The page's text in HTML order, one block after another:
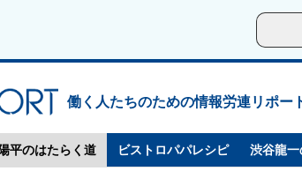
働く人たちのための情報労連リポー
平のはたらく道 ビストロパパレシピ 渋谷龍一